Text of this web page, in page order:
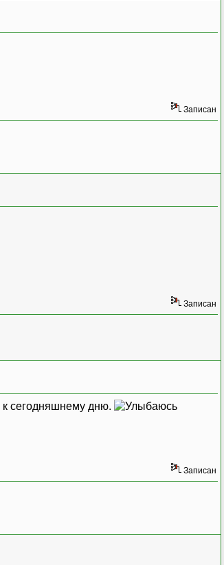
Записан
Записан
к сегодняшнему дню.
Записан